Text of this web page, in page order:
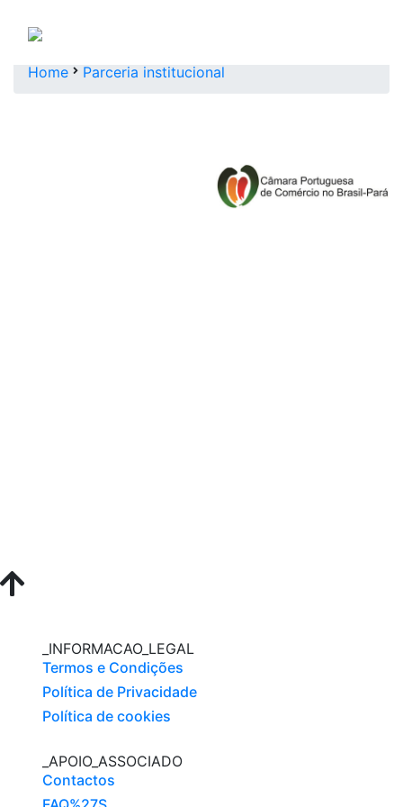
Home Parceria institucional
_INFORMACAO_LEGAL
Termos e Condições
Política de Privacidade
Política de cookies
_APOIO_ASSOCIADO
Contactos